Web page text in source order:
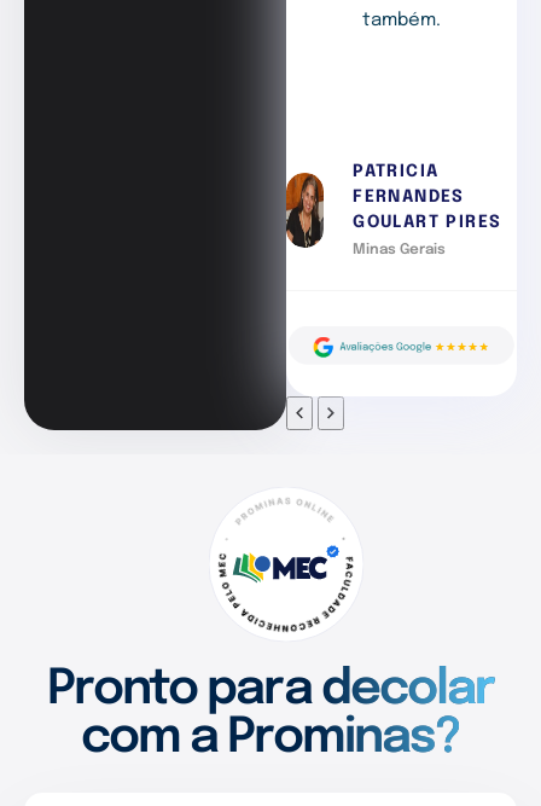
também.
PATRICIA
FERNANDES
GOULART PIRES
Minas Gerais
Pronto para decolar
com a Prominas?